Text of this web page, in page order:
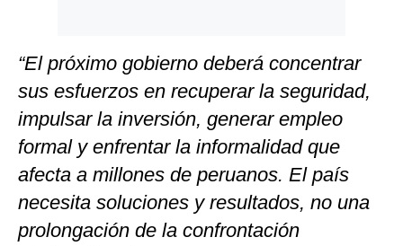
“El próximo gobierno deberá concentrar
sus esfuerzos en recuperar la seguridad,
impulsar la inversión, generar empleo
formal y enfrentar la informalidad que
afecta a millones de peruanos. El país
necesita soluciones y resultados, no una
prolongación de la confrontación